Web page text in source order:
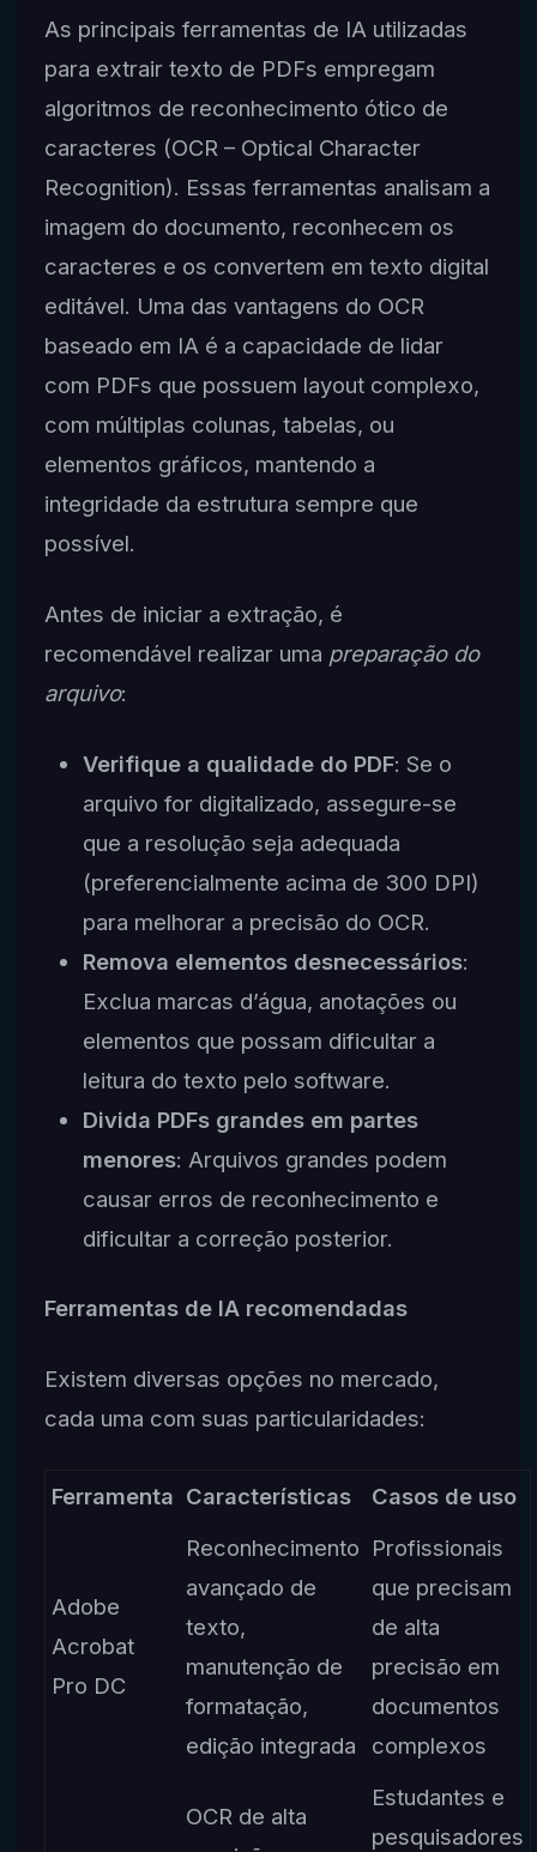
As principais ferramentas de IA utilizadas
para extrair texto de PDFs empregam
algoritmos de reconhecimento ótico de
caracteres (OCR – Optical Character
Recognition). Essas ferramentas analisam a
imagem do documento, reconhecem os
caracteres e os convertem em texto digital
editável. Uma das vantagens do OCR
baseado em IA é a capacidade de lidar
com PDFs que possuem layout complexo,
com múltiplas colunas, tabelas, ou
elementos gráficos, mantendo a
integridade da estrutura sempre que
possível.
Antes de iniciar a extração, é
recomendável realizar uma preparação do
arquivo:
Verifique a qualidade do PDF: Se o
arquivo for digitalizado, assegure-se
que a resolução seja adequada
(preferencialmente acima de 300 DPI)
para melhorar a precisão do OCR.
Remova elementos desnecessários:
Exclua marcas d’água, anotações ou
elementos que possam dificultar a
leitura do texto pelo software.
Divida PDFs grandes em partes
menores: Arquivos grandes podem
causar erros de reconhecimento e
dificultar a correção posterior.
Ferramentas de IA recomendadas
Existem diversas opções no mercado,
cada uma com suas particularidades:
Ferramenta Características Casos de uso
Adobe
Acrobat
Pro DC
Reconhecimento
avançado de
texto,
manutenção de
formatação,
edição integrada
Profissionais
que precisam
de alta
precisão em
documentos
complexos
OCR de alta
Estudantes e
pesquisadores